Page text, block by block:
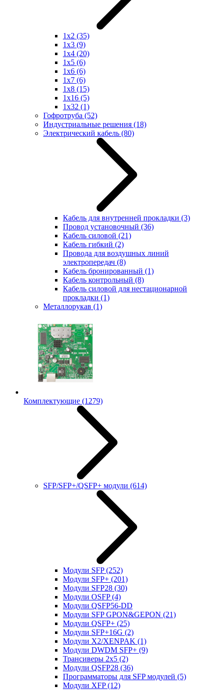
1x2 (35)
1x3 (9)
1x4 (20)
1x5 (6)
1x6 (6)
1x7 (6)
1x8 (15)
1x16 (5)
1x32 (1)
Гофротруба (52)
Индустриальные решения (18)
Электрический кабель (80)
Кабель для внутренней прокладки (3)
Провод установочный (36)
Кабель силовой (21)
Кабель гибкий (2)
Провода для воздушных линий
электропередач (8)
Кабель бронированный (1)
Кабель контрольный (8)
Кабель силовой для нестационарной
прокладки (1)
Металлорукав (1)
Комплектующие (1279)
SFP/SFP+/QSFP+ модули (614)
Модули SFP(252)
Модули SFP+ (201)
Модули SFP28 (30)
Модули OSFP(4)
Модули QSFP56-DD
Модули SFP GPON&GEPON (21)
Модули QSFP+ (25)
Модули SFP+16G (2)
Модули X2/XENPAK (1)
Модули DWDM SFP+ (9)
Трансиверы 2x5 (2)
Модули QSFP28 (36)
Программаторы для SFP модулей (5)
Модули XFP(12)